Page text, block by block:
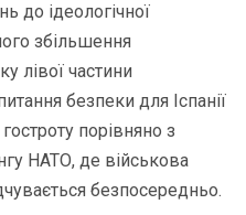
до ідеологічної
збільшення
лівої частини
безпеки для Іспанії
порівняно з
НАТО, де військова
безпосередньо.